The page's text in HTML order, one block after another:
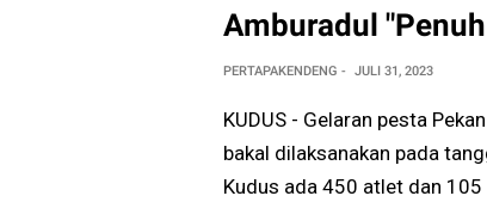
Amburadul
PERTAPAKENDENG JULI 31, 2023
KUDUS - Gelaran pesta
bakal dilaksanakan pada
Kudus ada 450 atlet dan